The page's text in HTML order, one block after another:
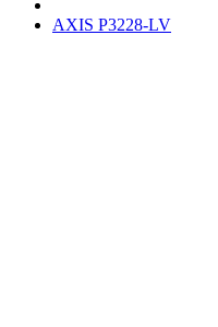
AXIS P3228-LV